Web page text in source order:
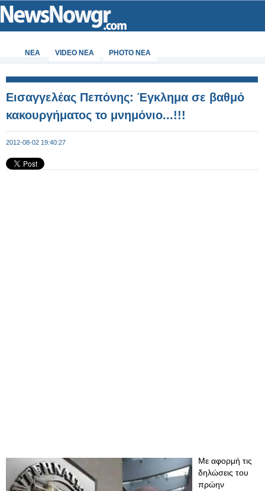
ΝΕΑ VIDEO NEA PHOTO NEA
Εισαγγελέας Πεπόνης: Έγκλημα σε βαθμό
κακουργήματος το μνημόνιο...!!!
2012-08-02 19:40:27
Με αφορμή τις
δηλώσεις του
πρώην